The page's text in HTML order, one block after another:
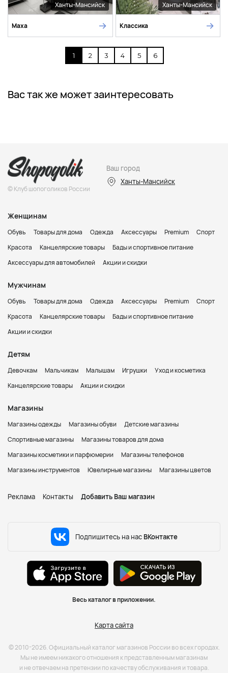
Ханты-Мансийск
Maxa
Ханты-Мансийск
Классика
1 2 3 4 5 6
Вас так же может заинтересовать
© Клуб шопоголиков России
Ваш город
Ханты-Мансийск
Женщинам
Обувь Товары для дома Одежда Аксессуары Premium
Спорт
Красота
Канцелярские товары
Бады и спортивное питание
Аксессуары для автомобилей
Акции и скидки
Мужчинам
Обувь Товары для дома Одежда Аксессуары Premium
Спорт
Красота
Канцелярские товары
Бады и спортивное питание
Акции и скидки
Детям
Девочкам Мальчикам Малышам Игрушки
Уход и косметика
Канцелярские товары
Акции и скидки
Магазины
Магазины одежды Магазины обуви
Детские магазины
Спортивные магазины
Магазины товаров для дома
Магазины косметики и парфюмерии
Магазины телефонов
Магазины инструментов
Ювелирные магазины Магазины цветов
Реклама Контакты Добавить Ваш магазин
Подпишитесь на нас ВКонтакте
Весь каталог в приложении.
Карта сайта
© 2010-2026. Официальный каталог магазинов России во всех городах.
Мы не имеем никакого отношения к представленным магазинам
и не отвечаем на претензии по качеству обслуживания и товара.